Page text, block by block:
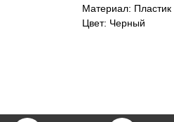
Материал: Пластик
Цвет: Черный